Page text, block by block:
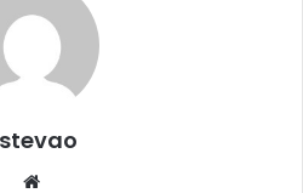
Website